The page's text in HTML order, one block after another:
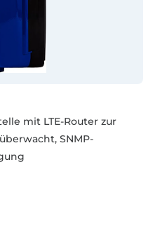
mit LTE-Router zur
SNMP-